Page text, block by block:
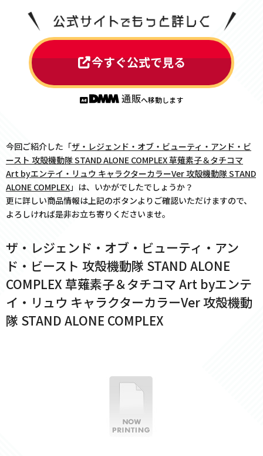
今すぐ公式で見る
へ移動します
今回ご紹介した「ザ・レジェンド・オブ・ビューティ・アンド・ビ
ースト 攻殻機動隊 STAND ALONE COMPLEX 草薙素子＆タチコマ
Art byエンテイ・リュウ キャラクターカラーVer 攻殻機動隊 STAND
ALONE COMPLEX」は、いかがでしたでしょうか？
更に詳しい商品情報は上記のボタンよりご確認いただけますので、
よろしければ是非お立ち寄りくださいませ。
ザ・レジェンド・オブ・ビューティ・アン
ド・ビースト 攻殻機動隊 STAND ALONE
COMPLEX 草薙素子＆タチコマ Art byエンテ
イ・リュウ キャラクターカラーVer 攻殻機動
隊 STAND ALONE COMPLEX